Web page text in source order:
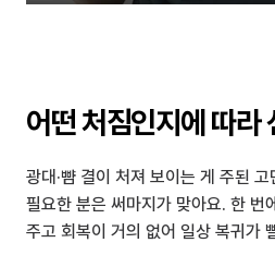
어떤 처짐인지에 따라
광대·뺨 결이 처져 보이는 게 주된
필요한 분은 써마지가 맞아요. 한 번
주고 회복이 거의 없어 일상 복귀가